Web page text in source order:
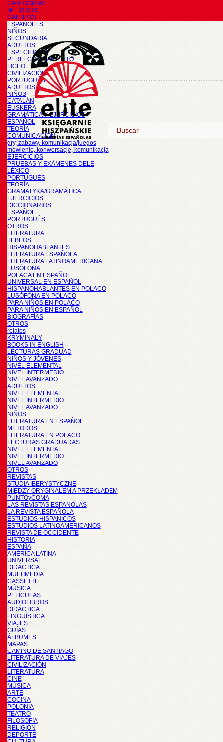
CATEGORÍAS
METODOS
GALLEGO
ESPAÑOLES
NIÑOS
SECUNDARIA
ADULTOS
ESPECIFICOS
PERFECCIONAMIENTO
LICEO
CIVILIZACIÓN
PORTUGUÉS
ADULTOS
NIÑOS
CATALÁN
EUSKERA
GRAMÁTICA Y EJERCICIOS
ESPAÑOL
TEORÍA
COMUNICACIÓN
gry, zabawy, komunikacja/juegos
mówienie, konwersacje, komunikacja
EJERCICIOS
PRUEBAS Y EXÁMENES DELE
LÉXICO
PORTUGUÉS
TEORÍA
GRAMATYKA/GRAMÁTICA
EJERCICIOS
DICCIONARIOS
ESPAÑOL
PORTUGUÉS
OTROS
LITERATURA
TEBEOS
HISPANOHABLANTES
LITERATURA ESPAÑOLA
LITERATURA LATINOAMERICANA
LUSÓFONA
POLACA EN ESPAÑOL
UNIVERSAL EN ESPAÑOL
HISPANOHABLANTES EN POLACO
LUSÓFONA EN POLACO
PARA NIÑOS EN POLACO
PARA NIÑOS EN ESPAÑOL
BIOGRAFÍAS
OTROS
relatos
KRYMINAŁY
BOOKS IN ENGLISH
LECTURAS GRADUAD
NIÑOS Y JÓVENES
NIVEL ELEMENTAL
NIVEL INTERMEDIO
NIVEL AVANZADO
ADULTOS
NIVEL ELEMENTAL
NIVEL INTERMEDIO
NIVEL AVANZADO
NIÑOS
LITERATURA EN ESPAÑOL
METODOS
LITERATURA EN POLACO
LECTURAS GRADUADAS
NIVEL ELEMENTAL
NIVEL INTERMEDIO
NIVEL AVANZADO
OTROS
REVISTAS
STUDIA IBERYSTYCZNE
MIĘDZY ORYGINAŁEM A PRZEKŁADEM
PUNTOyCOMA
LAS REVISTAS ESPANOLAS
LA REVISTA ESPAÑOLA
ESTUDIOS HISPANICOS
ESTUDIOS LATINOAMERICANOS
REVISTA DE OCCIDENTE
HISTORIA
ESPAÑA
AMÉRICA LATINA
UNIVERSAL
DIDÁCTICA
MULTIMEDIA
CASSETTE
MÚSICA
PELÍCULAS
AUDIOLIBROS
DIDÁCTICA
LINGÜÍSTICA
VIAJES
GUÍAS
ÁLBUMES
MAPAS
CAMINO DE SANTIAGO
LITERATURA DE VIAJES
CIVILIZACIÓN
LITERATURA
CINE
MÚSICA
ARTE
COCINA
POLONIA
TEATRO
FILOSOFÍA
RELIGIÓN
DEPORTE